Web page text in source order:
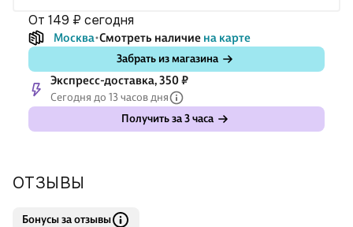
от 149 ₽ сегодня
Москва Смотреть наличие на карте
Забрать из магазина
Экспресс-доставка, 350 ₽
Сегодня до 13 часов дня
Получить за 3 часа
ОТЗЫВЫ
Бонусы за отзывы